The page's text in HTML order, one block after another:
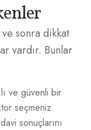
ve sonra dikkat
vardır. Bunlar
ve güvenli bir
seçmeniz
sonuçlarını